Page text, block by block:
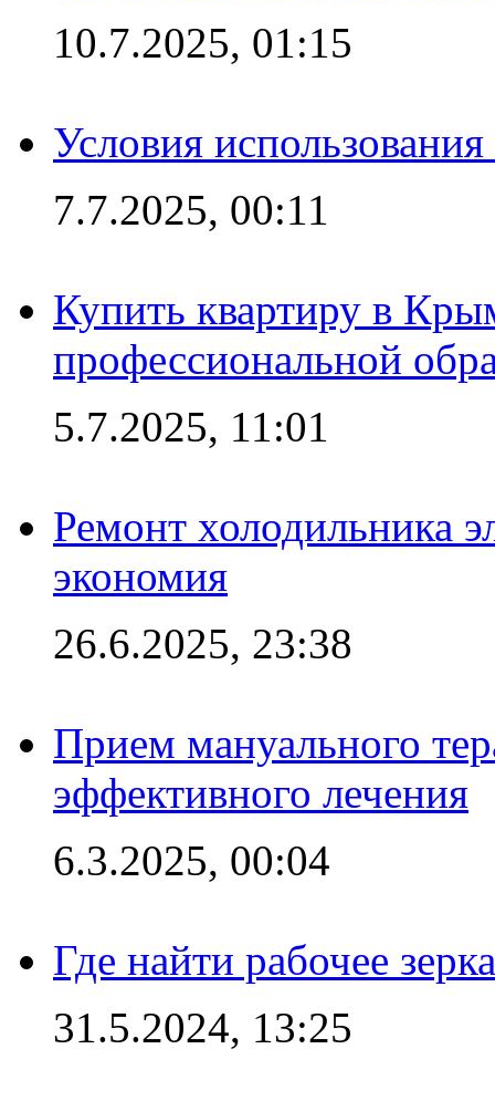
10.7.2025, 01:15
Условия
7.7.2025, 00:11
Купить квартиру в
профессиональной
5.7.2025, 11:01
Ремонт холодильника
экономия
26.6.2025, 23:38
Прием мануального
эффективного лечения
6.3.2025, 00:04
Где найти рабочее
31.5.2024, 13:25